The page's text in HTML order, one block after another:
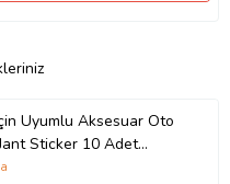
Uyumlu Aksesuar Oto
Sticker 10 Adet